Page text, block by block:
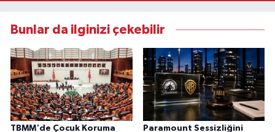
Bunlar da ilginizi çekebilir
TBMM'de Çocuk Koruma
Paramount Sessizliğini